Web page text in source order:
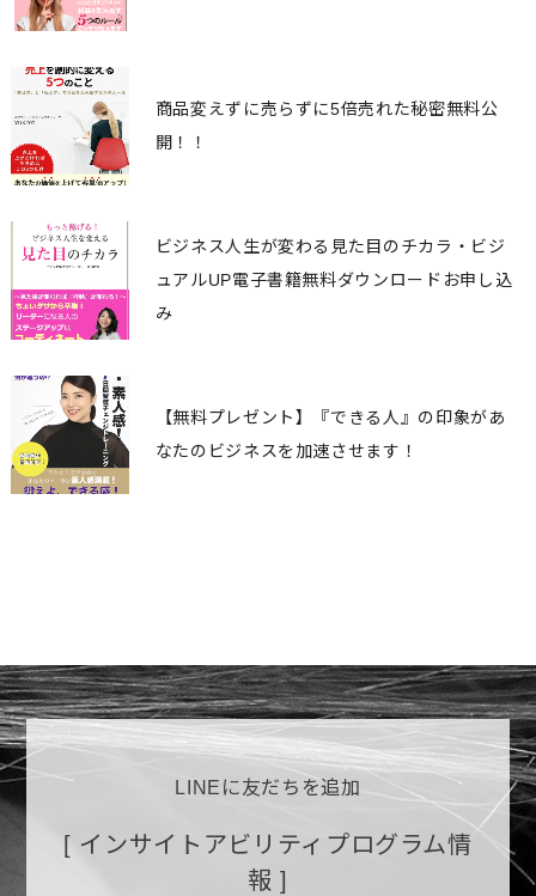
商品変えずに売らずに5倍売れた秘密無料公
開！！
ビジネス人生が変わる見た目のチカラ・ビジ
ュアルUP電子書籍無料ダウンロードお申し込
み
【無料プレゼント】『できる人』の印象があ
なたのビジネスを加速させます！
LINEに友だちを追加
[ インサイトアビリティプログラム情
報 ]